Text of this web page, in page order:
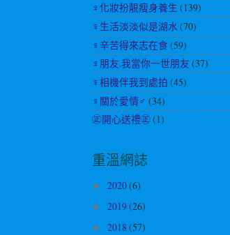
♀化妝扮靚瘦身養生 (139)
♀生活淡淡似是湖水 (70)
♀辛苦得來志在食 (59)
♀朋友.我當你一世朋友 (37)
♀相機伴我到處拍 (45)
♀關於愛情♂ (34)
㊣開心送禮㊣(1)
重溫網誌
► 2020(6)
► 2019(26)
► 2018 (57)